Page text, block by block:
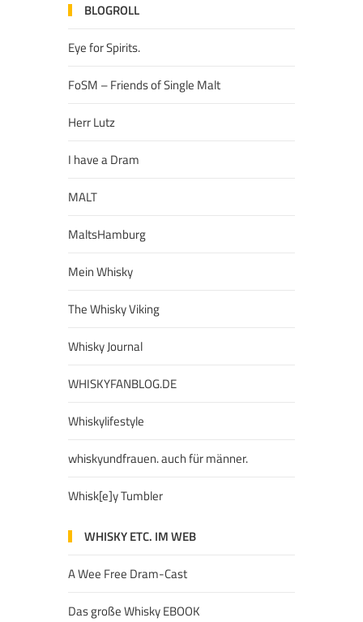
BLOGROLL
Eye for Spirits.
FoSM – Friends of Single Malt
Herr Lutz
I have a Dram
MALT
MaltsHamburg
Mein Whisky
The Whisky Viking
Whisky Journal
WHISKYFANBLOG.DE
Whiskylifestyle
whiskyundfrauen. auch für männer.
Whisk[e]y Tumbler
WHISKY ETC. IM WEB
A Wee Free Dram-Cast
Das große Whisky EBOOK